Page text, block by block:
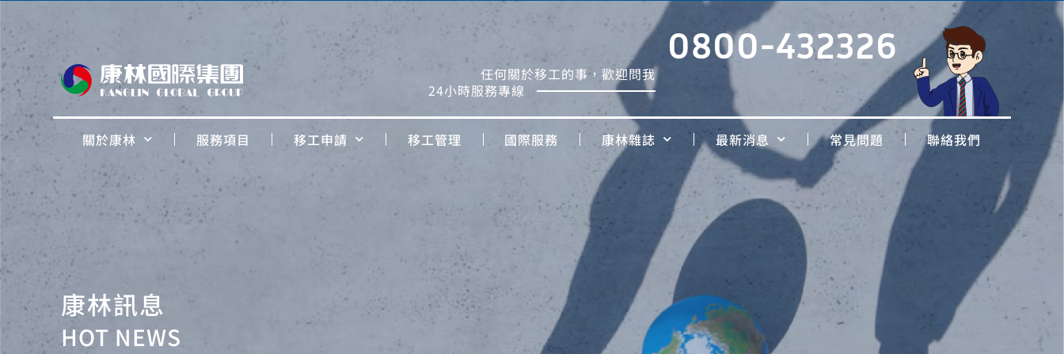
任何關於移工的事，歡迎問我
24小時服務專線
0800-432326
關於康林 服務項目 移工申請 移工管理 國際服務 康林雜誌 最新消息 常見問題 聯絡我們
康林訊息
HOT NEWS